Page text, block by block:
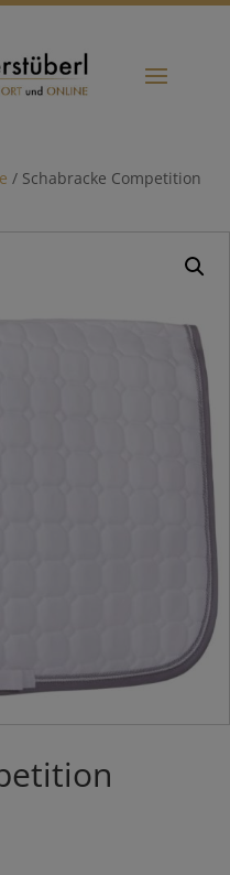
/ Schabracke Competition